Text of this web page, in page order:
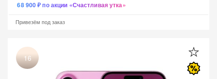
68 900 ₽ по акции «Счастливая утка»
Привезём под заказ
16